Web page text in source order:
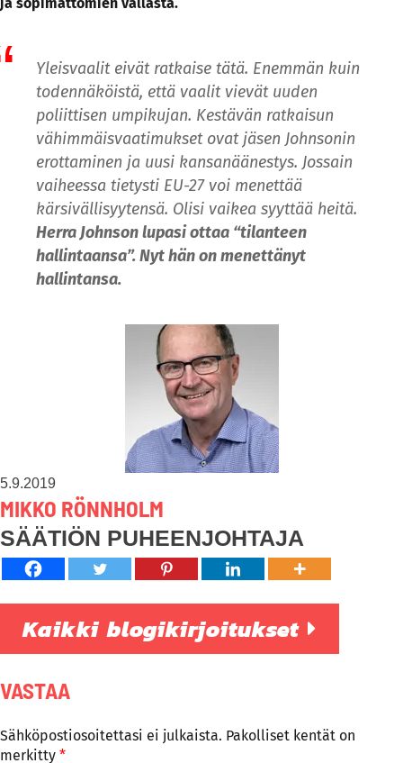
ja sopimattomien vallasta.
Yleisvaalit eivät ratkaise tätä. Enemmän kuin
todennäköistä, että vaalit vievät uuden
poliittisen umpikujan. Kestävän ratkaisun
vähimmäisvaatimukset ovat jäsen Johnsonin
erottaminen ja uusi kansanäänestys. Jossain
vaiheessa tietysti EU-27 voi menettää
kärsivällisyytensä. Olisi vaikea syyttää heitä.
Herra Johnson lupasi ottaa “tilanteen
hallintaansa”. Nyt hän on menettänyt
hallintansa.
5.9.2019
MIKKO RÖNNHOLM
SÄÄTIÖN PUHEENJOHTAJA
Kaikki blogikirjoitukset
VASTAA
Sähköpostiosoitettasi ei julkaista. Pakolliset kentät on
merkitty *